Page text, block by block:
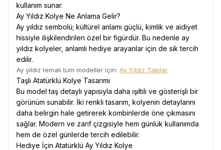
kullanım sunar.
Ay Yıldız Kolye Ne Anlama Gelir?
Ay yıldız sembolü; kültürel anlamı güçlü, kimlik ve aidiyet
hissiyle ilişkilendirilen özel bir figürdür. Bu nedenle ay
yıldız kolyeler, anlamlı hediye arayanlar için de sık tercih
edilir.
Ay yıldız temalı tüm modeller için: Ay Yıldız Takılar
Taşlı Atatürklü Kolye Tasarımı
Bu model taş detaylı yapısıyla daha ışıltılı ve gösterişli bir
görünüm sunabilir. İki renkli tasarım, kolyenin detaylarını
daha belirgin hale getirerek kombinlerde öne çıkmasını
sağlar. Modern ve zarif çizgisiyle hem günlük kullanımda
hem de özel günlerde tercih edilebilir.
Hediye İçin Atatürklü Ay Yıldız Kolye